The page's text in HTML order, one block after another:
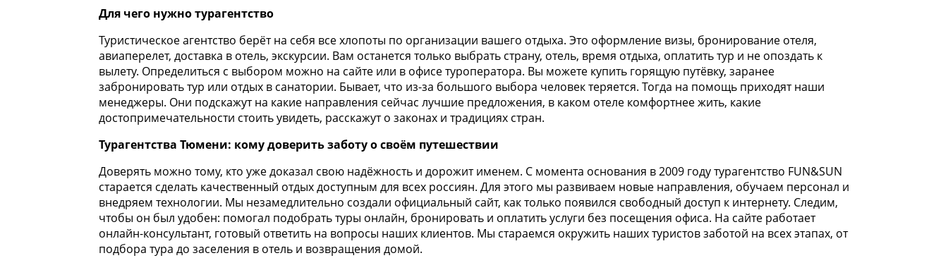
Для чего нужно турагентство
Туристическое агентство берёт на себя все хлопоты по организации вашего отдыха. Это оформление визы, бронирование отеля,
авиаперелет, доставка в отель, экскурсии. Вам останется только выбрать страну, отель, время отдыха, оплатить тур и не опоздать к
вылету. Определиться с выбором можно на сайте или в офисе туроператора. Вы можете купить горящую путёвку, заранее
забронировать тур или отдых в санатории. Бывает, что из-за большого выбора человек теряется. Тогда на помощь приходят наши
менеджеры. Они подскажут на какие направления сейчас лучшие предложения, в каком отеле комфортнее жить, какие
достопримечательности стоить увидеть, расскажут о законах и традициях стран.
Турагентства Тюмени: кому доверить заботу о своём путешествии
Доверять можно тому, кто уже доказал свою надёжность и дорожит именем. С момента основания в 2009 году турагентство FUN&SUN
старается сделать качественный отдых доступным для всех россиян. Для этого мы развиваем новые направления, обучаем персонал и
внедряем технологии. Мы незамедлительно создали официальный сайт, как только появился свободный доступ к интернету. Следим,
чтобы он был удобен: помогал подобрать туры онлайн, бронировать и оплатить услуги без посещения офиса. На сайте работает
онлайн-консультант, готовый ответить на вопросы наших клиентов. Мы стараемся окружить наших туристов заботой на всех этапах, от
подбора тура до заселения в отель и возвращения домой.